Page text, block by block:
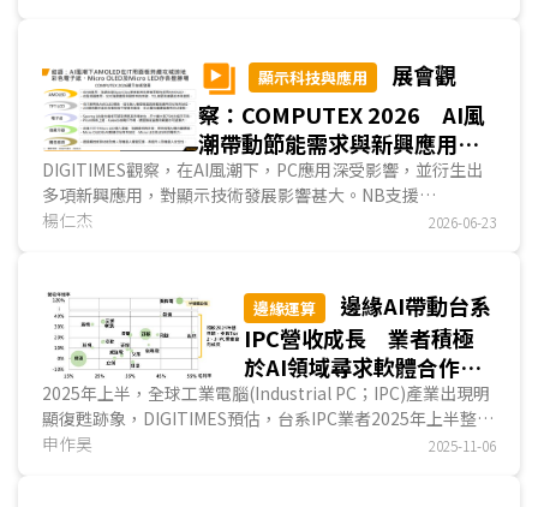
加，醫療設備大廠、超音波新創與台灣ICT業者相繼投入，競
爭已由硬體規格延伸至AI軟體、法規驗證與通路布局。...
顯示科技與應用
展會觀
察：COMPUTEX 2026 AI風
潮帶動節能需求與新興應用
提升AMOLED在PC市佔並擴大
電子紙和微顯示器商機
DIGITIMES觀察，在AI風潮下，PC應用深受影響，並衍生出
多項新興應用，對顯示技術發展影響甚大。NB支援
OpenClaw AI功能，對算力與節能要求趨嚴，有利於廠商改採
板節能需求趨嚴，有利彩色電子紙發展；AI雙向翻譯器提升透
明顯示器需求；AR眼鏡沉浸式視覺，提升微顯示器發展；而
無人機與人形機器人則創造無人機控制器與改善機器人手部感
測能力的需求。...
楊仁杰 2026-06-23
邊緣運算
邊緣AI帶動台系
IPC營收成長 業者積極
於AI領域尋求軟體合作夥
伴
2025年上半，全球工業電腦(Industrial PC；IPC)產業出現明
顯復甦跡象，DIGITIMES預估，台系IPC業者2025年上半整體
營收規模達新台幣1,629億元，年成長率達13.6%，...
申作昊 2025-11-06